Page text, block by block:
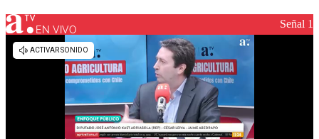
Los comentarios son moderados para garantizar un
diálogo respetuoso.
EN VIVO Señal 1